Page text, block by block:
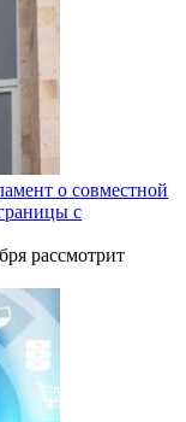
о совместной
с
рассмотрит